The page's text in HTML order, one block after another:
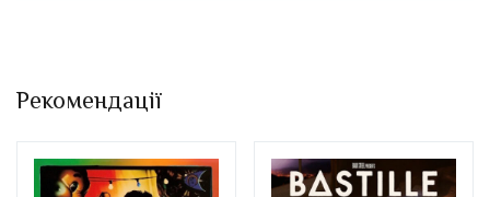
Рекомендації